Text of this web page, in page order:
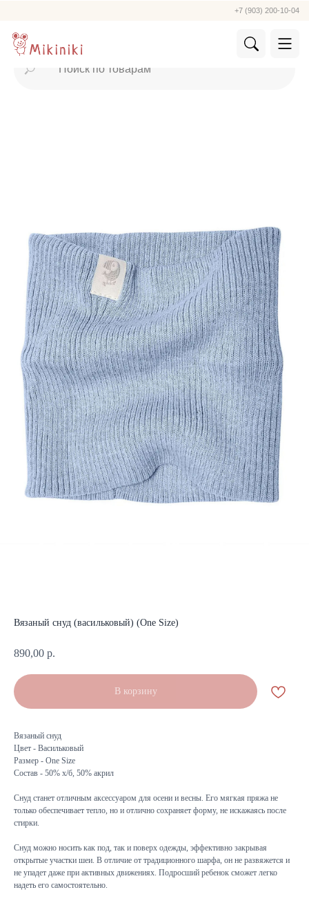
Вязаный снуд (васильковый) (One Size)
890,00 р.
В корзину
Вязаный снуд
Цвет - Васильковый
Размер - One Size
Состав - 50% х/б, 50% акрил
Снуд станет отличным аксессуаром для осени и весны. Его мягкая пряжа не
только обеспечивает тепло, но и отлично сохраняет форму, не искажаясь после
стирки.
Снуд можно носить как под, так и поверх одежды, эффективно закрывая
открытые участки шеи. В отличие от традиционного шарфа, он не развяжется и
не упадет даже при активных движениях. Подросший ребенок сможет легко
надеть его самостоятельно.